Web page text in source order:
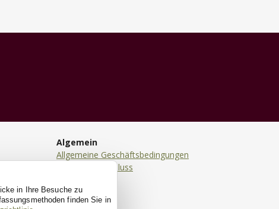
Algemein
Allgemeine Geschäftsbedingungen
Haftungsausschluss
Cookies
in Ihre Besuche zu
finden Sie in